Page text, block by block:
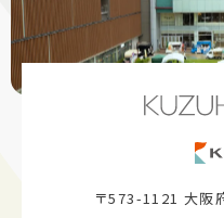
〒573-1121 大阪